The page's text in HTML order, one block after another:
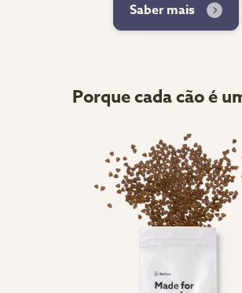
Saber mais
Porque cada cão é